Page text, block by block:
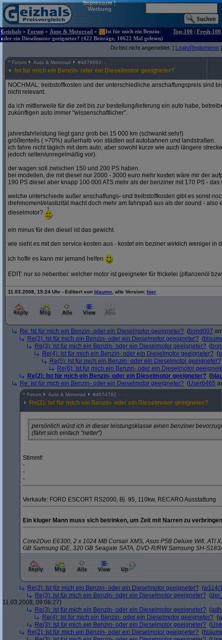
Impressum|
Werbung
Geizhals » Forum » Auto & Motorrad »
Ist für mich ein Benzin-
oder ein Dieselmotor geeigneter? (422 Beiträge, 10622 Mal gelesen)
Top-100 | Fresh-100
Du bist nicht angemeldet. [ Login/Registrieren ]
^ Forum Auto & Motorrad #4676082
Ist für mich ein Benzin- oder ein Dieselmotor geeigneter?
NOCHMAL: treibstoffkosten und der unterschiedliche anschaffungspreis sind
nicht relevant.
da ich mittlerweile für die zeit bis zur bestellung/lieferung ein auto habe,
zukünftigen auto immer "wissenschaftlicher".
jahresfahrleistung liegt ganz grob bei 15 000 km (schwankt sehr!)
größtenteils ( >70%) außerhalb von städten auf autobahnen und landstraßen.
ich fahre nicht täglich mit dem auto, aber sowohl kurze wie auch längere
jedoch selten/unregelmäßig vor).
der wagen soll zwischen 150 und 200 PS haben.
bei modellen, die mit diesel nur 2000 - 3000 euro mehr kosten wäre mir der
190 PS diesel aber knapp 100 000 ATS mehr als der benziner mit 170 PS - das
welche unterschiede außer anschaffungs- und treibstoffkosten gibt es sonst
drehmoment/elastizität macht doch mehr am fahrspaß aus als der sound - also
dieselmotor?
ein minus für den diesel ist das gewicht.
wie sieht es mit den service-kosten aus - kostet ein beziner wirklich weniger in
ich hoffe es kann mir jemand helfen
EDIT: nur so nebenbei: welcher motor ist geeigneter für frickelei (pflanzenöl
11.03.2008, 15:24 Uhr - Editiert von blaumo , alte Version: hier
Re: Ist für mich ein Benzin- oder ein Dieselmotor geeigneter? (bond007
Re(2): Ist für mich ein Benzin- oder ein Dieselmotor geeigneter? (
Re(3): Ist für mich ein Benzin- oder ein Dieselmotor geeigneter? (
Re(4): Ist für mich ein Benzin- oder ein Dieselmotor geeigneter? (
Re(5): Ist für mich ein Benzin- oder ein Dieselmotor geeigneter?
Re(6): Ist für mich ein Benzin- oder ein Dieselmotor
Re(2): Ist für mich ein Benzin- oder ein Dieselmotor geeigneter? (
Re: Ist für mich ein Benzin- oder ein Dieselmotor geeigneter? (User6465
^ Forum Auto & Motorrad #4674782
Re(2): Ist für mich ein Benzin- oder ein Dieselmotor geeigneter?
persönlich würd ich in dieser leistungsklasse einen benziner
(fährt sich einfach "netter")
Stimmt!
-
-
-
Verkaufe: FORD ESCORT RS2000, Bj. 95, 110kw, RECARO Ausstattung
Ein kluger Mann muss sich betrinken, um Zeit mit Narren zu
Core2Duo E6300, 2 x 1024 MB Corsair XMS, Asus P5B Deluxe Wifi, ATI
GB Samsung IDE, 320 GB Seagate SATA, DVD-R/RW Samsung SH-
Re(2): Ist für mich ein Benzin- oder ein Dieselmotor geeigneter? (w114/
Re(3): Ist für mich ein Benzin- oder ein Dieselmotor geeigneter? (
11.03.2008, 09:06:27)
Re(3): Ist für mich ein Benzin- oder ein Dieselmotor geeigneter? (
Re(4): Ist für mich ein Benzin- oder ein Dieselmotor geeigneter? (
Re(3): Ist für mich ein Benzin- oder ein Dieselmotor geeigneter? (
Re(2): Ist für mich ein Benzin- oder ein Dieselmotor geeigneter? (